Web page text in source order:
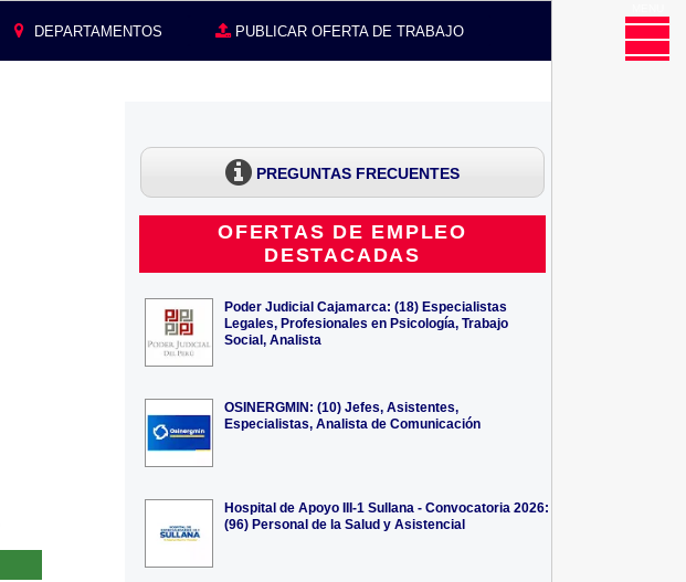
DEPARTAMENTOS PUBLICAR OFERTA DE TRABAJO
PREGUNTAS FRECUENTES
OFERTAS DE EMPLEO
DESTACADAS
Poder Judicial Cajamarca: (18) Especialistas
Legales, Profesionales en Psicología, Trabajo
Social, Analista
OSINERGMIN: (10) Jefes, Asistentes,
Especialistas, Analista de Comunicación
Hospital de Apoyo III-1 Sullana - Convocatoria 2026:
(96) Personal de la Salud y Asistencial